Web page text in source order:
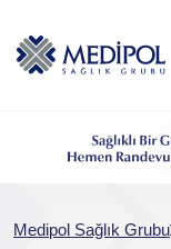
Medipol Sağlık Grubu